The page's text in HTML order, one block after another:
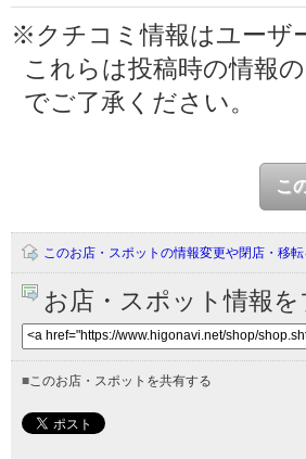
※クチコミ情報はユーザ
これらは投稿時の情報
でご了承ください。
こ
このお店・スポットの情報変更や閉店・移
お店・スポット情報
■ このお店・スポットを共有する